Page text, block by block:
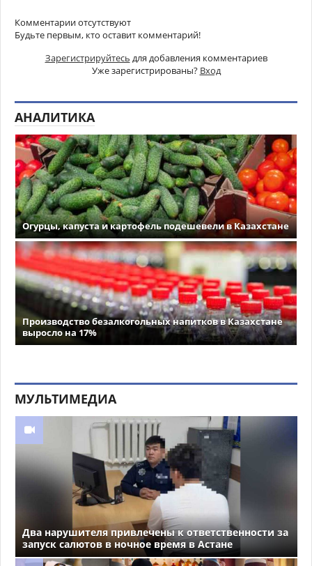
Комментарии отсутствуют
Будьте первым, кто оставит комментарий!
Зарегистрируйтесь для добавления комментариев
Уже зарегистрированы? Вход
АНАЛИТИКА
Огурцы, капуста и картофель подешевели в Казахстане
Производство безалкогольных напитков в Казахстане
выросло на 17%
МУЛЬТИМЕДИА
Два нарушителя привлечены к ответственности за
запуск салютов в ночное время в Астане